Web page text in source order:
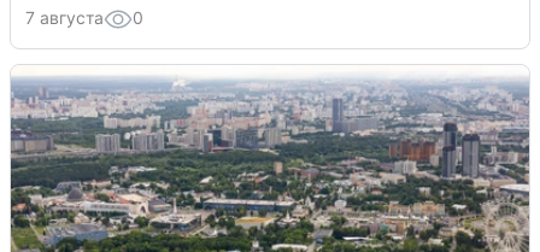
7 августа 0